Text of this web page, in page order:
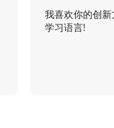
我喜欢你的创
学习语言!